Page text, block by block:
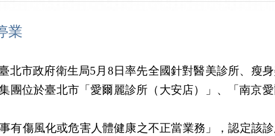
業
北市政府衛生局5月8日率先全國針對醫美診所、瘦
位於臺北市「愛爾麗診所（大安店）」、「南京
有傷風化或危害人體健康之不正當業務」，認定該